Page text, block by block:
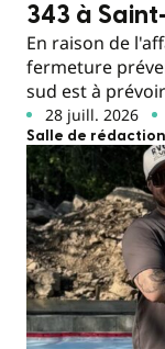
343 à
En raison de
fermeture
sud est à
28 juill. 2026
Salle de rédaction